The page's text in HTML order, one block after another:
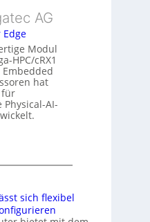
AG
Edge
Modul
HPC/cRX1
Embedded
hat
für
AI-
sich flexibel